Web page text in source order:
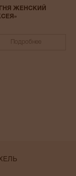
ЖЕНСКИЙ
Подробнее